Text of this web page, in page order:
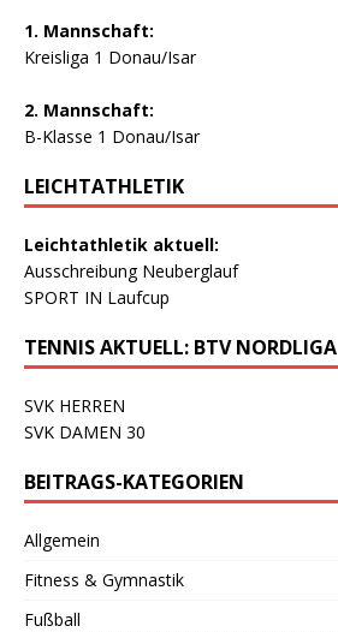
1. Mannschaft:
Kreisliga 1 Donau/Isar
2. Mannschaft:
B-Klasse 1 Donau/Isar
LEICHTATHLETIK
Leichtathletik aktuell:
Ausschreibung Neuberglauf
SPORT IN Laufcup
TENNIS AKTUELL: BTV NORDLIGA
SVK HERREN
SVK DAMEN 30
BEITRAGS-KATEGORIEN
Allgemein
Fitness & Gymnastik
Fußball